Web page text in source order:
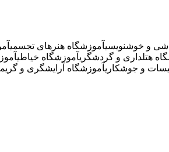
و خوشنویسیآموزشگاه هنرهای تجسمی
هتلداری و گردشگریآموزشگاه خیاطی
و جوشکاریآموزشگاه آرایشگری و گریم